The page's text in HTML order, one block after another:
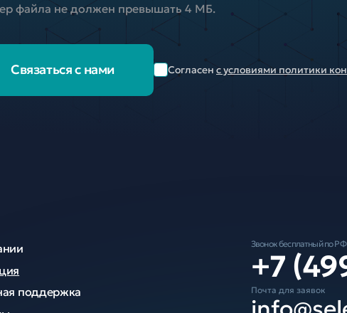
файла не должен превышать 4 МБ.
Согласен с условиями политики
Связаться с нами
поддержка
Звонок бесплатный по РФ
+7
Почта для заявок